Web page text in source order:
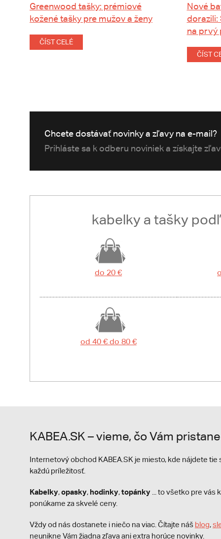
Greenwood tašky: prémiové
kožené tašky pre mužov a ženy
ČÍST CELÉ
Nové
dorazili:
na prvý
ČÍST
Chcete dostávať novinky a zľavy na e-mail?
Prihláste sa k odberu noviniek a získajte
kabelky a tašky
do 20 €
od 40 € do 80 €
KABEA.SK – vieme, čo Vám pristane
Internetový obchod KABEA.SK je miesto, kde nájdete
každú príležitosť.
Kabelky,opasky, hodinky,topánky ... to všetko pre vás
ponúkame za skvelé ceny.
Vždy od nás dostanete i niečo na viac. Čítajte náš blog,
neunikne Vám žiadna zľava ani extra horúce novinky.